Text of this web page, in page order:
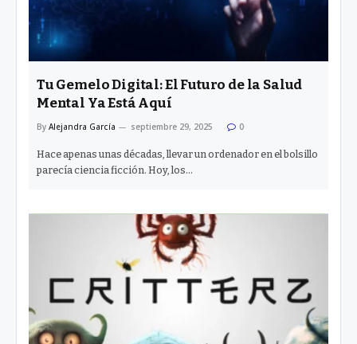
Tu Gemelo Digital: El Futuro de la Salud
Mental Ya Está Aquí
By Alejandra García septiembre 29, 2025 0
Hace apenas unas décadas, llevar un ordenador en el bolsillo
parecía ciencia ficción. Hoy, los…